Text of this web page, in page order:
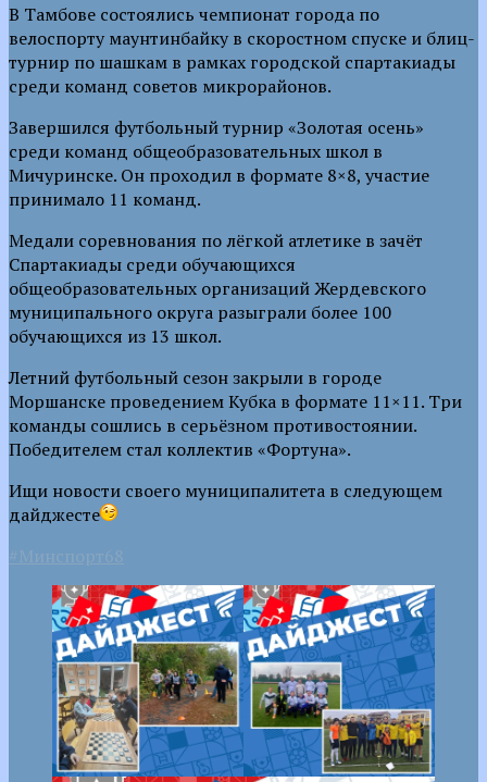
В Тамбове состоялись чемпионат города по
велоспорту маунтинбайку в скоростном спуске и блиц-
турнир по шашкам в рамках городской спартакиады
среди команд советов микрорайонов.
Завершился футбольный турнир «Золотая осень»
среди команд общеобразовательных школ в
Мичуринске. Он проходил в формате 8×8, участие
принимало 11 команд.
Медали соревнования по лёгкой атлетике в зачёт
Спартакиады среди обучающихся
общеобразовательных организаций Жердевского
муниципального округа разыграли более 100
обучающихся из 13 школ.
Летний футбольный сезон закрыли в городе
Моршанске проведением Кубка в формате 11×11. Три
команды сошлись в серьёзном противостоянии.
Победителем стал коллектив «Фортуна».
Ищи новости своего муниципалитета в следующем
дайджесте
#Минспорт68